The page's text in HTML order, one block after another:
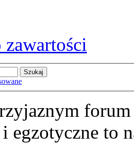
zawartości
egzotyczne to